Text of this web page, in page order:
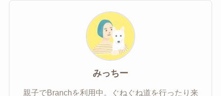
みっちー
親子でBranchを利用中。ぐねぐね道を行ったり来